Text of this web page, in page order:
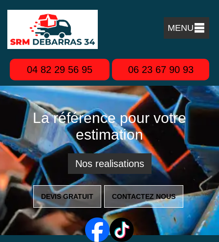
MENU
04 82 29 56 95 06 23 67 90 93
La référence pour votre
estimation
Nos realisations
DEVIS GRATUIT CONTACTEZ NOUS